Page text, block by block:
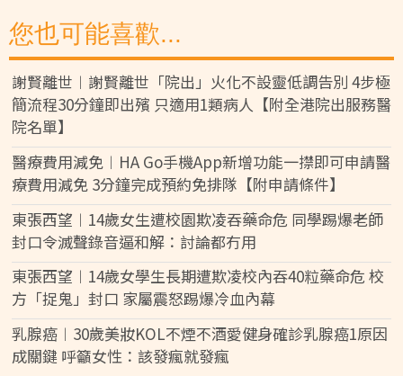
您也可能喜歡...
謝賢離世︱謝賢離世「院出」火化不設靈低調告別 4步極
簡流程30分鐘即出殯 只適用1類病人【附全港院出服務醫
院名單】
醫療費用減免︱HA Go手機App新增功能一㩒即可申請醫
療費用減免 3分鐘完成預約免排隊【附申請條件】
東張西望︱14歲女生遭校園欺凌吞藥命危 同學踢爆老師
封口令滅聲錄音逼和解：討論都冇用
東張西望︱14歲女學生長期遭欺凌校內吞40粒藥命危 校
方「捉鬼」封口 家屬震怒踢爆冷血內幕
乳腺癌︱30歲美妝KOL不煙不酒愛健身確診乳腺癌1原因
成關鍵 呼籲女性：該發瘋就發瘋